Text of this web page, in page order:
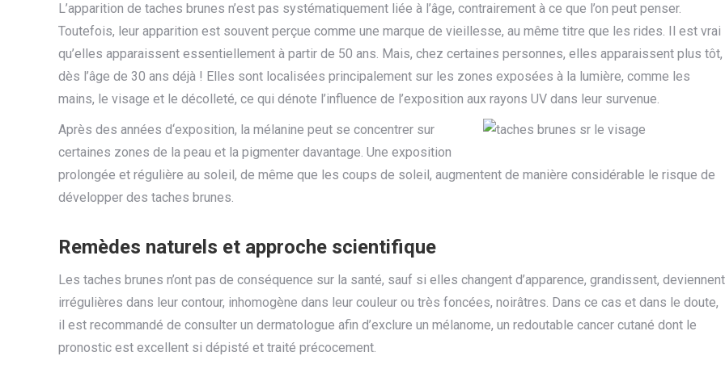
L’apparition de taches brunes n’est pas systématiquement liée à l’âge, contrairement à ce que l’on peut penser.
Toutefois, leur apparition est souvent perçue comme une marque de vieillesse, au même titre que les rides. Il est vrai
qu’elles apparaissent essentiellement à partir de 50 ans. Mais, chez certaines personnes, elles apparaissent plus tôt,
dès l’âge de 30 ans déjà ! Elles sont localisées principalement sur les zones exposées à la lumière, comme les
mains, le visage et le décolleté, ce qui dénote l’influence de l’exposition aux rayons UV dans leur survenue.
Après des années d‘exposition, la mélanine peut se concentrer sur
certaines zones de la peau et la pigmenter davantage. Une exposition
prolongée et régulière au soleil, de même que les coups de soleil, augmentent de manière considérable le risque de
développer des taches brunes.
Remèdes naturels et approche scientifique
Les taches brunes n’ont pas de conséquence sur la santé, sauf si elles changent d’apparence, grandissent, deviennent
irrégulières dans leur contour, inhomogène dans leur couleur ou très foncées, noirâtres. Dans ce cas et dans le doute,
il est recommandé de consulter un dermatologue afin d’exclure un mélanome, un redoutable cancer cutané dont le
pronostic est excellent si dépisté et traité précocement.